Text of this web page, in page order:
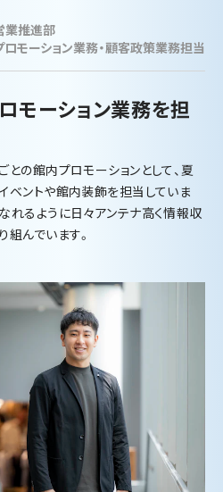
業推進部
ロモーション業務・顧客政策業務担当
モーション業務を担
の館内プロモーションとして、夏
ベントや館内装飾を担当していま
れるように日々アンテナ高く情報収
んでいます。